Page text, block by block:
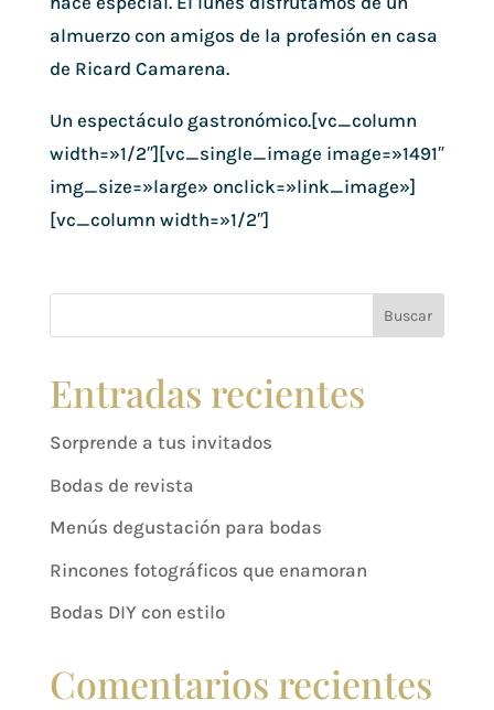
almuerzo con amigos de la profesión en casa
de Ricard Camarena.
Un espectáculo gastronómico.[vc_column
width=»1/2″][vc_single_image image=»1491″
img_size=»large» onclick=»link_image»]
[vc_column width=»1/2″]
Buscar
Entradas recientes
Sorprende a tus invitados
Bodas de revista
Menús degustación para bodas
Rincones fotográficos que enamoran
Bodas DIY con estilo
Comentarios recientes